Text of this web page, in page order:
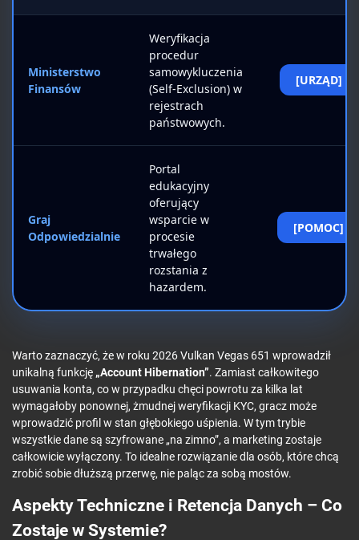
Ministerstwo
Finansów
Weryfikacja
procedur
samowykluczenia
(Self-Exclusion) w
rejestrach
państwowych.
[URZĄD]
Graj
Odpowiedzialnie
Portal
edukacyjny
oferujący
wsparcie w
procesie
trwałego
rozstania z
hazardem.
[POMOC]
Warto zaznaczyć, że w roku 2026 Vulkan Vegas 651 wprowadził
unikalną funkcję „Account Hibernation”. Zamiast całkowitego
usuwania konta, co w przypadku chęci powrotu za kilka lat
wymagałoby ponownej, żmudnej weryfikacji KYC, gracz może
wprowadzić profil w stan głębokiego uśpienia. W tym trybie
wszystkie dane są szyfrowane „na zimno”, a marketing zostaje
całkowicie wyłączony. To idealne rozwiązanie dla osób, które chcą
zrobić sobie dłuższą przerwę, nie paląc za sobą mostów.
Aspekty Techniczne i Retencja Danych – Co
Zostaje w Systemie?